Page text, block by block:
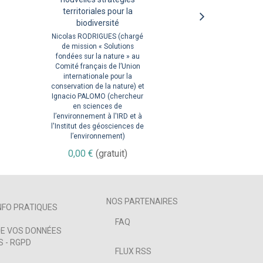
? Voyage en Afrique
centrale
Calvin MINFEGUE -
Géographe et politiste
0,00 €(gratuit)
Dominique ANDOLFATTO et
Dominique LABBÉ - Politistes
0,00 €(gratuit)
territoriales pour la
biodiversité
Nicolas RODRIGUES (chargé
de mission « Solutions
fondées sur la nature » au
Comité français de l’Union
internationale pour la
conservation de la nature) et
Ignacio PALOMO (chercheur
en sciences de
l’environnement à l'IRD et à
l'Institut des géosciences de
l’environnement)
0,00 € (gratuit)
PRATIQUES
VOS DONNÉES
- RGPD
NOS PARTENAIRES
FAQ
FLUX RSS